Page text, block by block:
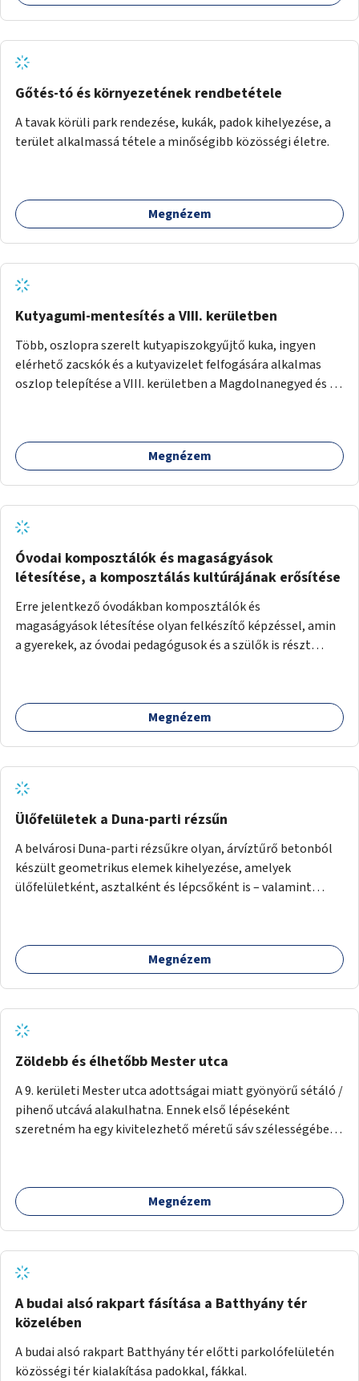
Gőtés-tó és környezetének rendbetétele
A tavak körüli park rendezése, kukák, padok kihelyezése, a
terület alkalmassá tétele a minőségibb közösségi életre.
Megnézem
Kutyagumi-mentesítés a VIII. kerületben
Több, oszlopra szerelt kutyapiszokgyűjtő kuka, ingyen
elérhető zacskók és a kutyavizelet felfogására alkalmas
oszlop telepítése a VIII. kerületben a Magdolnanegyed és a
Megnézem
Óvodai komposztálók és magaságyások
létesítése, a komposztálás kultúrájának erősítése
Erre jelentkező óvodákban komposztálók és
magaságyások létesítése olyan felkészítő képzéssel, amin
a gyerekek, az óvodai pedagógusok és a szülők is részt
Megnézem
Ülőfelületek a Duna-parti rézsűn
A belvárosi Duna-parti rézsűkre olyan, árvíztűrő betonból
készült geometrikus elemek kihelyezése, amelyek
ülőfelületként, asztalként és lépcsőként is – valamint
Megnézem
Zöldebb és élhetőbb Mester utca
A 9. kerületi Mester utca adottságai miatt gyönyörű sétáló /
pihenő utcává alakulhatna. Ennek első lépéseként
szeretném ha egy kivitelezhető méretű sáv szélességében
platán fák között. A lakók, boltok és vendéglátó helyek
együttműködését kérnénk abban, hogy ez a zöld sáv ne
addig, amíg komolyabb forgalomcsillapítások és zöldítések
nem létesülnek a Mester utcában.
Megnézem
A budai alsó rakpart fásítása a Batthyány tér
közelében
A budai alsó rakpart Batthyány tér előtti parkolófelületén
közösségi tér kialakítása padokkal, fákkal.